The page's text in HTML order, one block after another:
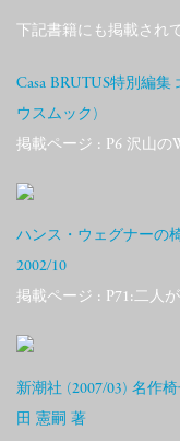
下記書籍にも掲載され
Casa BRUTUS特別編
ウスムック)
掲載ページ : P6 沢山の
ハンス・ウェグナーの
2002/10
掲載ページ : P71:二人
新潮社 (2007/03) 名作
田 憲嗣 著